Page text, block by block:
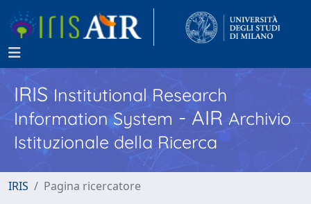
IRISInstitutional Research
Information System - AIR Archivio
Istituzionale della Ricerca
IRIS Pagina ricercatore